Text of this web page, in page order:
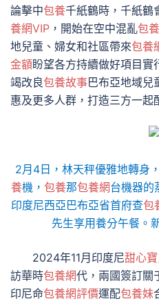
論擊中包養千紙鶴時，千紙鶴
養網VIP ，開始在空中混亂包
地兒童、婦女和社區帶來包養
金額盼望各方持續做好項目
竭改良包養故事巴布亞地域兒
惠及更多人群，打造三方一起
2月4日，林天秤優雅地轉身
養機， 包養那包養網台機器的
印度尼西亞巴布亞省首府查包
先生享用養分午餐。
2024年11月印度尼甜心
訪華時包養網代，兩國簽訂關
印尼命包養網評價運配包養妹